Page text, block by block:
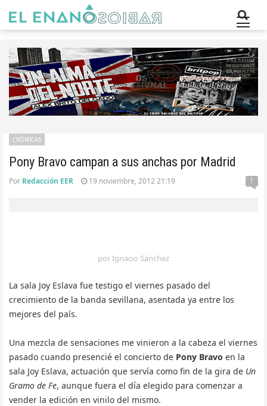
Pony Bravo campan a sus anchas por Madrid
CRÓNICAS
Por Redacción EER 19 noviembre, 2012 21:19 1
por Ignacio Sánchez
La sala Joy Eslava fue testigo el viernes pasado del
crecimiento de la banda sevillana, asentada ya entre los
mejores del país.
Una mezcla de sensaciones me vinieron a la cabeza el viernes
pasado cuando presencié el concierto de Pony Bravo en la
sala Joy Eslava, actuación que servía como fin de la gira de Un
Gramo de Fe, aunque fuera el día elegido para comenzar a
vender la edición en vinilo del mismo.